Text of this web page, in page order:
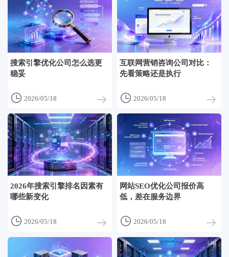
搜索引擎优化公司怎么选更
稳妥
 2026/05/18
互联网营销咨询公司对比：
先看策略还是执行
 2026/05/18
2026年搜索引擎排名因素有
哪些新变化
 2026/05/18
网站SEO优化公司报价高
低，差在服务边界
 2026/05/18